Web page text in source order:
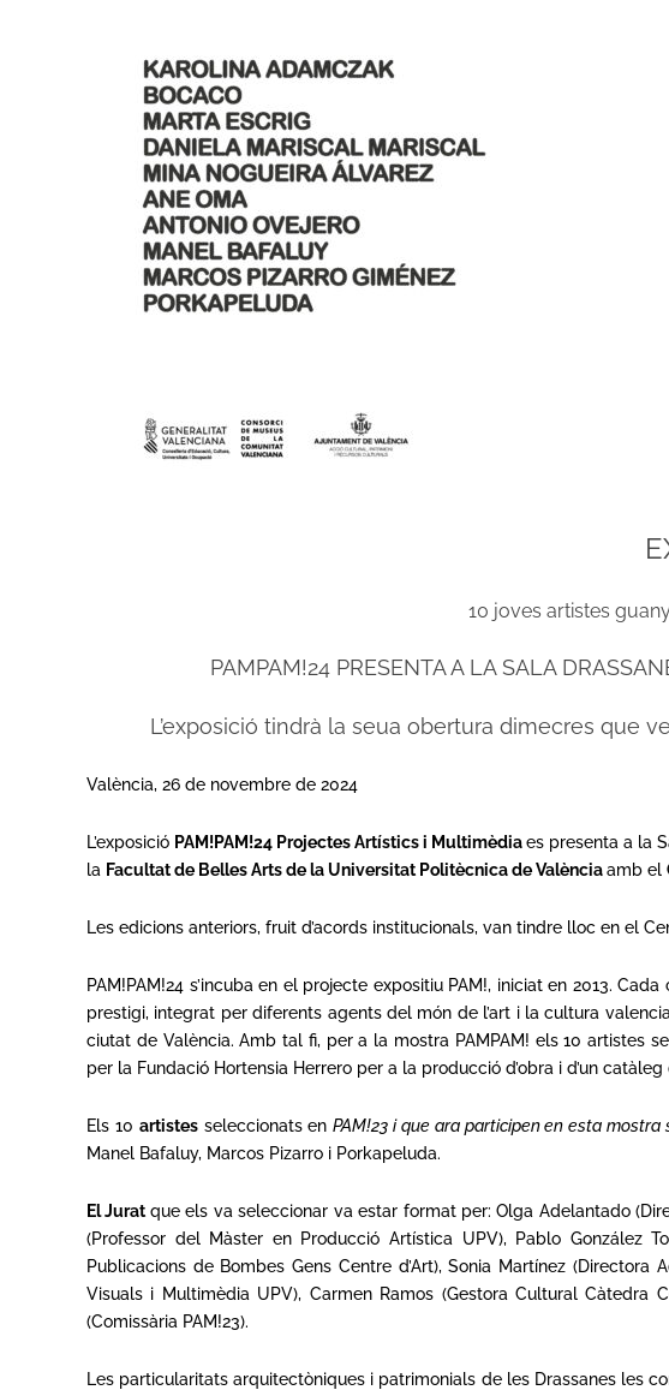
10 joves artistes
PAMPAM!24 PRESENTA A LA SALA
L’exposició tindrà la seua obertura dimecres que
València, 26 de novembre de 2024
L’exposició PAM!PAM!24 Projectes Artístics i Multimèdiaes presenta a la
la Facultat de Belles Arts de la Universitat Politècnica de Valènciaamb el
Les edicions anteriors, fruit d’acords institucionals, van tindre lloc en el
PAM!PAM!24 s’incuba en el projecte expositiu PAM!, iniciat en 2013.
prestigi, integrat per diferents agents del món de l’art i la cultura
ciutat de València. Amb tal fi, per a la mostra PAMPAM! els 10 artistes
per la Fundació Hortensia Herrero per a la producció d’obra i d’un catàleg
Els 10 artistesseleccionats enPAM!23 i que ara participen en esta mostra
Manel Bafaluy, Marcos Pizarro i Porkapeluda.
El Jurat que els va seleccionar va estar format per: Olga Adelantado
(Professor del Màster en Producció Artística UPV), Pablo González
Publicacions de Bombes Gens Centre d’Art), Sonia Martínez (Directora
Visuals i Multimèdia UPV), Carmen Ramos (Gestora Cultural Càtedra
(Comissària PAM!23).
Les particularitats arquitectòniques i patrimonials de les Drassanes les